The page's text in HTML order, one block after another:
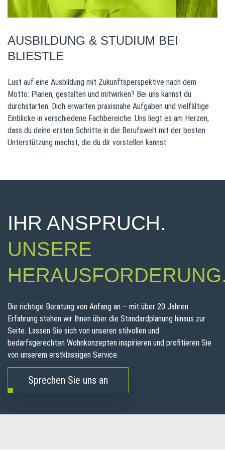
AUSBILDUNG & STUDIUM BEI
BLIESTLE
Lust auf eine Ausbildung mit Zukunftsperspektive nach dem
Motto: Planen, gestalten und mitwirken? Bei uns kannst du
durchstarten. Dich erwarten praxisnahe Aufgaben und vielfältige
Einblicke in verschiedene Fachbereiche. Uns liegt es am Herzen,
dass du deine ersten Schritte in die Berufswelt mit der besten
Unterstützung machst, die du dir vorstellen kannst.
IHR ANSPRUCH.
UNSERE
Die richtige Beratung von Anfang an – mit über 20 Jahren
Erfahrung stehen wir Ihnen über die Standardplanung hinaus zur
Seite. Lassen Sie sich von unseren stilvollen und
bedarfsgerechten Wohnkonzepten inspirieren und profitieren Sie
von unserem erstklassigen Service.
Sprechen Sie uns an